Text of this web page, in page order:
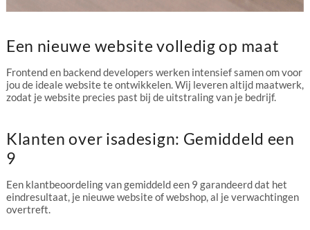
Een nieuwe website volledig op maat
Frontend en backend developers werken intensief samen om voor
jou de ideale website te ontwikkelen. Wij leveren altijd maatwerk,
zodat je website precies past bij de uitstraling van je bedrijf.
Klanten over isadesign: Gemiddeld een
9
Een klantbeoordeling van gemiddeld een 9 garandeerd dat het
eindresultaat, je nieuwe website of webshop, al je verwachtingen
overtreft.